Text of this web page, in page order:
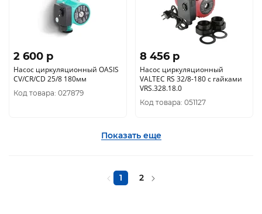
2 600 p
Насос циркуляционный OASIS
CV/CR/CD 25/8 180мм
Код товара: 027879
8 456 p
Насос циркуляционный
VALTEC RS 32/8-180 с гайками
VRS.328.18.0
Код товара: 051127
Показать еще
1 2